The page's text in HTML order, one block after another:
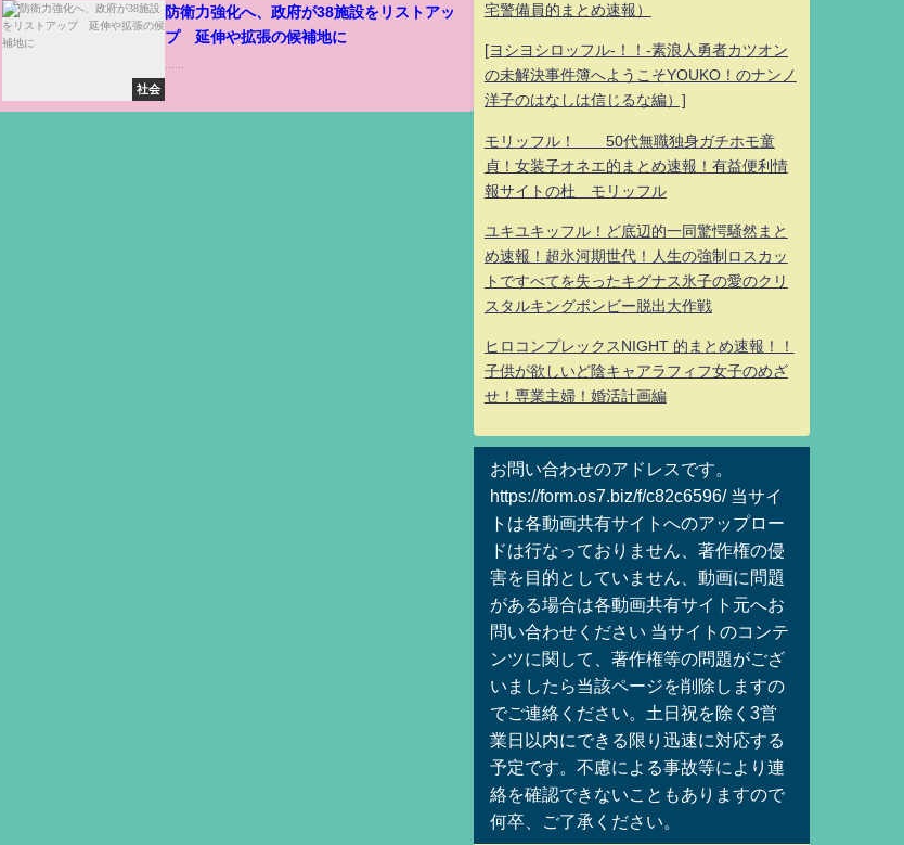
社会
防衛力強化へ、政府が38施設をリストアッ
プ 延伸や拡張の候補地に
宅警備員的まとめ速報）
[ヨシヨシロッフル-！！-素浪人勇者カツオン
の未解決事件簿へようこそYOUKO！のナンノ
洋子のはなしは信じるな編）]
モリッフル！ 50代無職独身ガチホモ童
貞！女装子オネエ的まとめ速報！有益便利情
報サイトの杜 モリッフル
ユキユキッフル！ど底辺的一同驚愕騒然まと
め速報！超氷河期世代！人生の強制ロスカッ
トですべてを失ったキグナス氷子の愛のクリ
スタルキングボンビー脱出大作戦
ヒロコンプレックスNIGHT 的まとめ速報！！
子供が欲しいど陰キャアラフィフ女子のめざ
せ！専業主婦！婚活計画編
お問い合わせのアドレスです。
https://form.os7.biz/f/c82c6596/ 当サイ
トは各動画共有サイトへのアップロー
ドは行なっておりません、著作権の侵
害を目的としていません、動画に問題
がある場合は各動画共有サイト元へお
問い合わせください 当サイトのコンテ
ンツに関して、著作権等の問題がござ
いましたら当該ページを削除しますの
でご連絡ください。土日祝を除く3営
業日以内にできる限り迅速に対応する
予定です。不慮による事故等により連
絡を確認できないこともありますので
何卒、ご了承ください。